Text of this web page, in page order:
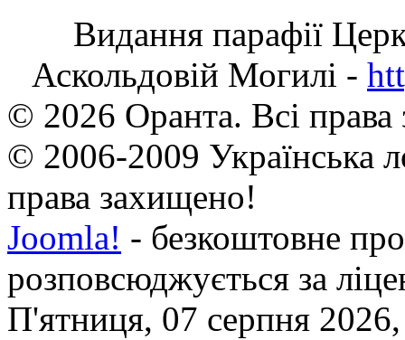
Видання парафії
Аскольдовій Могилі -
© 2026 Оранта. Всі
© 2006-2009 Українська
права захищено!
Joomla! - безкоштовне
розповсюджується за
П'ятниця, 07 серпня